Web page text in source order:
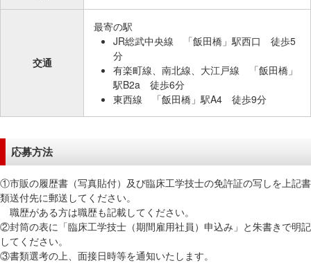
ー
動
ま
す
現
在
の
場
所
交通
最寄の駅
JR総武中央線 「飯田橋」駅西口 徒歩5
分
有楽町線、南北線、大江戸線 「飯田橋」
駅B2a 徒歩6分
東西線 「飯田橋」駅A4 徒歩9分
応募方法
①市販の履歴書（写真貼付）及び臨床工学技士の免許証の写しを上記書
類送付先に郵送してください。
職歴がある方は職歴も記載してください。
②封筒の表に「臨床工学技士（期間雇用社員）申込み」と朱書きで明記
してください。
③書類選考の上、面接日時等を通知いたします。